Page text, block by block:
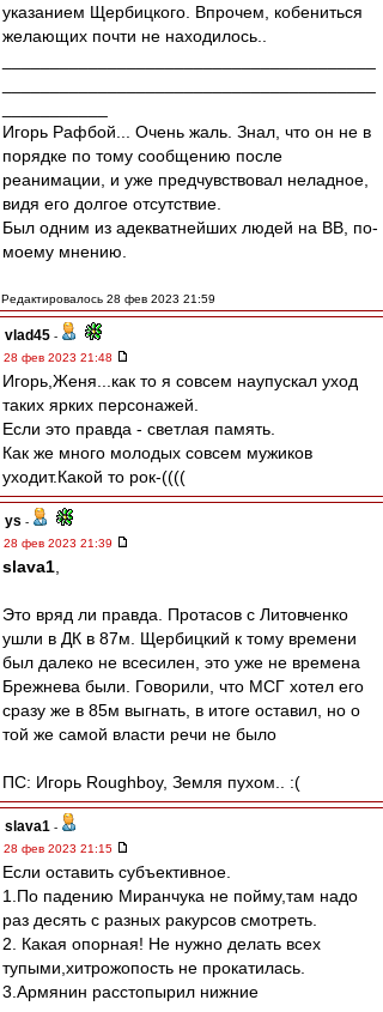
указанием Щербицкого. Впрочем, кобениться
желающих почти не находилось..
Игорь Рафбой... Очень жаль. Знал, что он не в
порядке по тому сообщению после
реанимации, и уже предчувствовал неладное,
видя его долгое отсутствие.
Был одним из адекватнейших людей на ВВ, по-
моему мнению.
Редактировалось 28 фев 2023 21:59
vlad45 -
28 фев 2023 21:48
Игорь,Женя...как то я совсем наупускал уход
таких ярких персонажей.
Если это правда - светлая память.
Как же много молодых совсем мужиков
уходит.Какой то рок-((((
ys -
28 фев 2023 21:39
slava1
Это вряд ли правда. Протасов с Литовченко
ушли в ДК в 87м. Щербицкий к тому времени
был далеко не всесилен, это уже не времена
Брежнева были. Говорили, что МСГ хотел его
сразу же в 85м выгнать, в итоге оставил, но о
той же самой власти речи не было
ПС: Игорь Roughboy, Земля пухом.. :(
slava1 -
28 фев 2023 21:15
Если оставить субъективное.
1.По падению Миранчука не пойму,там надо
раз десять с разных ракурсов смотреть.
2. Какая опорная! Не нужно делать всех
тупыми,хитрожопость не прокатилась.
3.Армянин расстопырил нижние